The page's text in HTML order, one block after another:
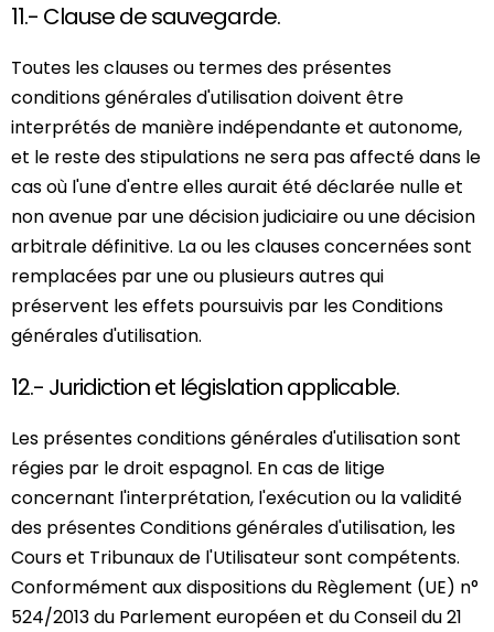
11.- Clause de sauvegarde.
Toutes les clauses ou termes des présentes
conditions générales d'utilisation doivent être
interprétés de manière indépendante et autonome,
et le reste des stipulations ne sera pas affecté dans le
cas où l'une d'entre elles aurait été déclarée nulle et
non avenue par une décision judiciaire ou une décision
arbitrale définitive. La ou les clauses concernées sont
remplacées par une ou plusieurs autres qui
préservent les effets poursuivis par les Conditions
générales d'utilisation.
12.- Juridiction et législation applicable.
Les présentes conditions générales d'utilisation sont
régies par le droit espagnol. En cas de litige
concernant l'interprétation, l'exécution ou la validité
des présentes Conditions générales d'utilisation, les
Cours et Tribunaux de l'Utilisateur sont compétents.
Conformément aux dispositions du Règlement (UE) n°
524/2013 du Parlement européen et du Conseil du 21